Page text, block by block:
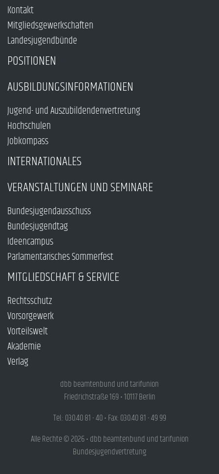
Kontakt
Mitgliedsgewerkschaften
Landesjugendbünde
POSITIONEN
AUSBILDUNGSINFORMATIONEN
Jugend- und Auszubildendenvertretung
Hochschulen
Jobkompass
INTERNATIONALES
VERANSTALTUNGEN UND SEMINARE
Bundesjugendausschuss
Bundesjugendtag
Ideencampus
Parlamentarisches Sommerfest
MITGLIEDSCHAFT & SERVICE
Rechtsschutz
Vorsorgewerk
Vorteilswelt
Akademie
Verlag
dbb beamtenbund und tarifunion
Friedrichstraße 169 • 10117 Berlin
Tel.: 030.40 81 - 40 • Fax: 030.40 81 - 49 99
Alle Rechte © 2026 • dbb beamtenbund und tarifunion
Bundesjugendvertretung